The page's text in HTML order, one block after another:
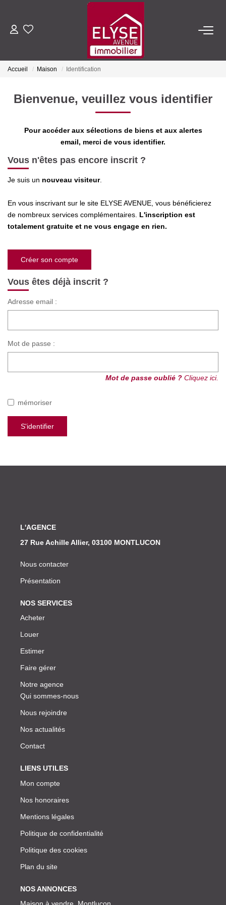
ACHETER
ESTIMER
FAIRE GÉRER
Nous Rejoindre
Nos Actualités
Accueil Maison Identification
Bienvenue, veuillez vous identifier
Pour accéder aux sélections de biens et aux alertes
email, merci de vous identifier.
Vous n'êtes pas encore inscrit ?
Je suis un nouveau visiteur.
En vous inscrivant sur le site ELYSE AVENUE, vous bénéficierez
de nombreux services complémentaires. L'inscription est
totalement gratuite et ne vous engage en rien.
Créer son compte
Vous êtes déjà inscrit ?
Adresse email :
Mot de passe :
Mot de passe oublié ? Cliquez ici.
mémoriser
S'identifier
L'AGENCE
27 Rue Achille Allier, 03100 MONTLUCON
Nous contacter
Présentation
NOS SERVICES
Acheter
Louer
Estimer
Faire gérer
Notre agence
Qui sommes-nous
Nous rejoindre
Nos actualités
Contact
LIENS UTILES
Mon compte
Nos honoraires
Mentions légales
Politique de confidentialité
Politique des cookies
Plan du site
NOS ANNONCES